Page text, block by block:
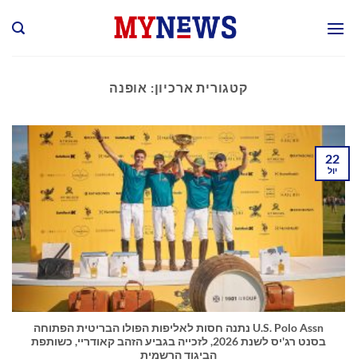
קטגורית ארכיון: אופנה
U.S. Polo Assn נתנה חסות לאליפות הפולו הבריטית הפתוחה
בסנט רג'יס לשנת 2026, לזכייה בגביע הזהב קאודריי, כשותפת
הביגוד הרשמית
22
יול